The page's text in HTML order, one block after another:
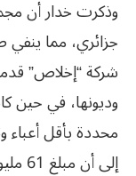
جزائري، مما
شركة “إخلاص”
وديونها، في حين
محددة بأقل أعباء